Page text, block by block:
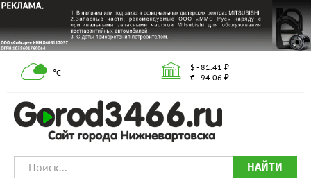
°С
$ - 81.41 ₽
€ - 94.06 ₽
НАЙТИ